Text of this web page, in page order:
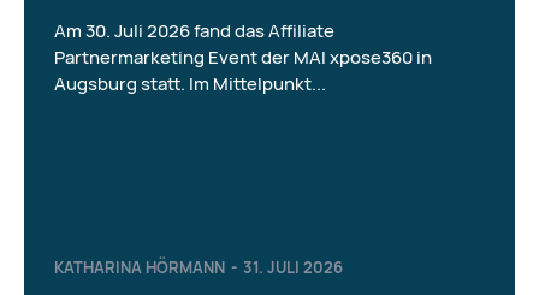
KATHARINA HÖRMANN - 31. JULI 2026
Am 30. Juli 2026 fand das Affiliate
Partnermarketing Event der MAI xpose360 in
Augsburg statt. Im Mittelpunkt...